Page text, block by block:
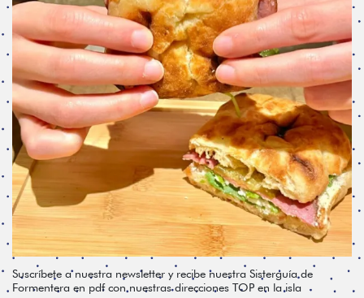
Suscríbete a nuestra newsletter y recibe nuestra Sisterguía de
Formentera en pdf con nuestras direcciones TOP en la isla